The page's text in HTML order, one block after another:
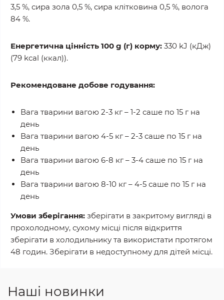
3,5 %, сира зола 0,5 %, сира клітковина 0,5 %, волога
84 %.
Енергетична цінність 100 g (г) корму: 330 kJ (кДж)
(79 kcal (ккал)).
Рекомендоване добове годування:
Вага тварини вагою 2-3 кг – 1-2 саше по 15 г на
день
Вага тварини вагою 4-5 кг – 2-3 саше по 15 г на
день
Вага тварини вагою 6-8 кг – 3-4 саше по 15 г на
день
Вага тварини вагою 8-10 кг – 4-5 саше по 15 г на
день
Умови зберігання: зберігати в закритому вигляді в
прохолодному, сухому місці після відкриття
зберігати в холодильнику та використати протягом
48 годин. Зберігати в недоступному для дітей місці.
Наші новинки